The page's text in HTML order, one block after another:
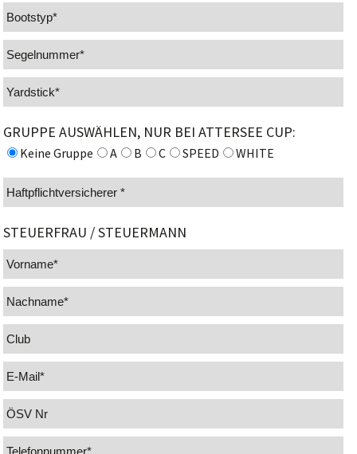
GRUPPE AUSWÄHLEN, NUR BEI ATTERSEE CUP:
Keine Gruppe A B C SPEED WHITE
STEUERFRAU / STEUERMANN